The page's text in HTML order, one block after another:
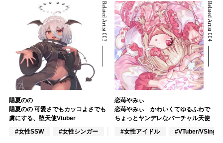
Related Artist 003
陽夏のの
陽夏のの 可愛さでもカッコよさでも
虜にする、堕天使Vtuber
#女性SSW
#女性シンガー #インディーズ
Related Artist 004
恋苺やみぃ
恋苺やみぃ かわいくてゆるふわで
ちょっとヤンデレなバーチャル天使
#女性アイドル
#VTuber/VSinger